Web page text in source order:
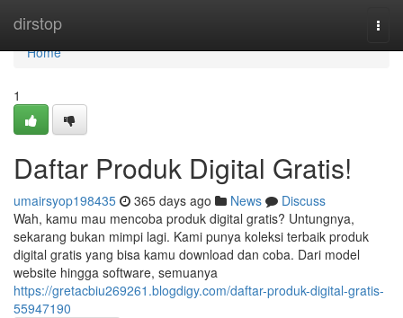
dirstop
Home
Home
1
Daftar Produk Digital Gratis!
umairsyop198435 365 days ago News
Discuss
Wah, kamu mau mencoba produk digital gratis? Untungnya,
sekarang bukan mimpi lagi. Kami punya koleksi terbaik produk
digital gratis yang bisa kamu download dan coba. Dari model
website hingga software, semuanya
https://gretacbiu269261.blogdigy.com/daftar-produk-digital-gratis-
55947190